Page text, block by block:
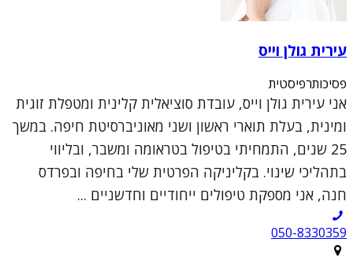
עירית גולן וייס
פסיכותרפיסטית
אני עירית גולן וייס, עובדת סוציאלית קלינית ומטפלת זוגית
ומינית, בעלת תוארי ראשון ושני מאוניברסיטת חיפה. במשך
25 שנים, התמחיתי בטיפול בטראומה ומשבר, ובליווי
בתהליכי שינוי. בקליניקה הפרטית שלי בחיפה ובפרדס
חנה, אני מספקת טיפולים ייחודיים וחדשניים ...
050-8330359